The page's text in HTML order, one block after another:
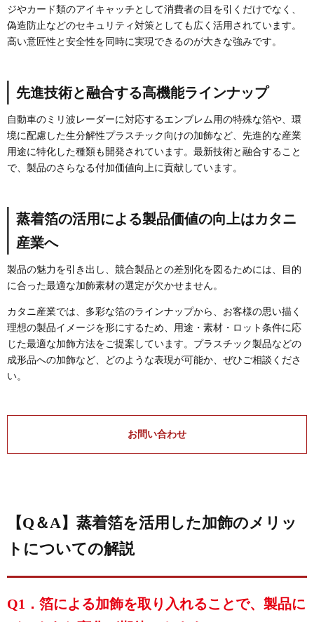
ジやカード類のアイキャッチとして消費者の目を引くだけでなく、
偽造防止などのセキュリティ対策としても広く活用されています。
高い意匠性と安全性を同時に実現できるのが大きな強みです。
先進技術と融合する高機能ラインナップ
自動車のミリ波レーダーに対応するエンブレム用の特殊な箔や、環
境に配慮した生分解性プラスチック向けの加飾など、先進的な産業
用途に特化した種類も開発されています。最新技術と融合すること
で、製品のさらなる付加価値向上に貢献しています。
蒸着箔の活用による製品価値の向上はカタニ
産業へ
製品の魅力を引き出し、競合製品との差別化を図るためには、目的
に合った最適な加飾素材の選定が欠かせません。
カタニ産業では、多彩な箔のラインナップから、お客様の思い描く
理想の製品イメージを形にするため、用途・素材・ロット条件に応
じた最適な加飾方法をご提案しています。プラスチック製品などの
成形品への加飾など、どのような表現が可能か、ぜひご相談くださ
い。
お問い合わせ
【Q＆A】蒸着箔を活用した加飾のメリッ
トについての解説
Q1．箔による加飾を取り入れることで、製品に